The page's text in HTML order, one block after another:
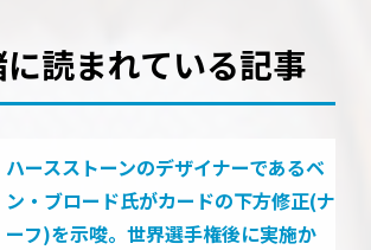
読まれている記事
ハースストーンのデザイナーであるベ
ン・ブロード氏がカードの下方修正(ナ
ーフ)を示唆。世界選手権後に実施か